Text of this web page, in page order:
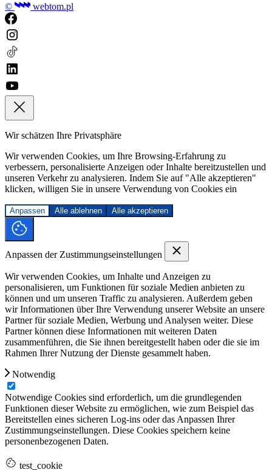
© webtom.pl
Wir schätzen Ihre Privatsphäre
Wir verwenden Cookies, um Ihre Browsing-Erfahrung zu
verbessern, personalisierte Anzeigen oder Inhalte bereitzustellen und
unseren Verkehr zu analysieren. Indem Sie auf "Alle akzeptieren"
klicken, willigen Sie in unsere Verwendung von Cookies ein
Anpassen Alle ablehnen Alle akzeptieren
Anpassen der Zustimmungseinstellungen
Wir verwenden Cookies, um Inhalte und Anzeigen zu
personalisieren, um Funktionen für soziale Medien anbieten zu
können und um unseren Traffic zu analysieren. Außerdem geben
wir Informationen über Ihre Verwendung unserer Website an unsere
Partner für soziale Medien, Werbung und Analysen weiter. Diese
Partner können diese Informationen mit weiteren Daten
zusammenführen, die Sie ihnen bereitgestellt haben oder die sie im
Rahmen Ihrer Nutzung der Dienste gesammelt haben.
Notwendig
Notwendige Cookies sind erforderlich, um die grundlegenden
Funktionen dieser Website zu ermöglichen, wie zum Beispiel das
Bereitstellen eines sicheren Log-ins oder das Anpassen Ihrer
Zustimmungseinstellungen. Diese Cookies speichern keine
personenbezogenen Daten.
test_cookie